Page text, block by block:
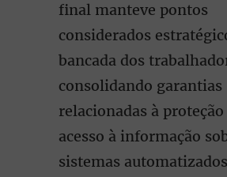
final manteve pontos
considerados
bancada dos
consolidando garantias
relacionadas à
acesso à informação
sistemas